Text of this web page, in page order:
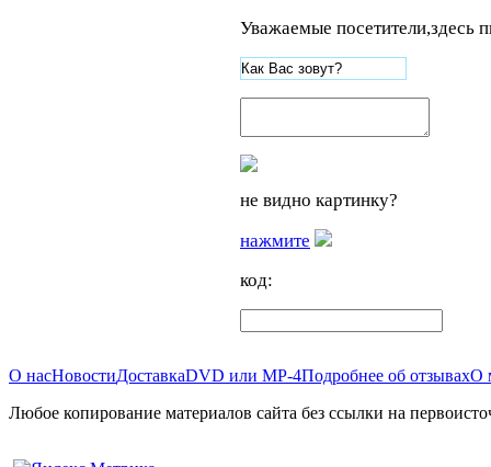
Уважаемые посетители,здесь
не видно картинку?
нажмите
код:
О насНовостиДоставкаDVD или MP-4Подробнее об отзывахО
Любое копирование материалов сайта без ссылки на